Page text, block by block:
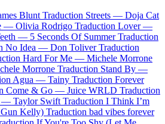
Blunt Traduction Streets — Doja Cat
— Olivia Rodrigo Traduction Lover —
— 5 Seconds Of Summer Traduction
No Idea — Don Toliver Traduction
Hard For Me — Michele Morrone
Morrone Traduction Stand By —
Agua — Tainy Traduction Forever
Come & Go — Juice WRLD Traduction
— Taylor Swift Traduction I Think I’m
Kelly) Traduction bad vibes forever